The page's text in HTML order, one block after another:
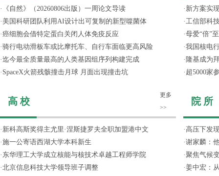
·
《自然》（20260806出版）一周论文导读
· 美国科研团队利用AI设计出可复制的新型噬菌体
·癌细胞会借特定蛋白关闭人体免疫反应
·骑行电动滑板车或比摩托车、自行车面临更高风险
·迄今最全质量最高的人类基因组序列构建完成
· SpaceX火箭残骸撞击月球 月面出现撞击坑
高 校
更多
>>
· 新科高斯奖得主尤里·涅斯捷罗夫全职加盟港中文
·施一公寄语西湖大学本科新生
· 东华理工大学成立核能与核技术卓越工程师学院
·北京信息科技大学领导班子调整
· 新方案实
·工信部科
·母爱“倍”
·我国核电
· 隆基成为
· 超5000家
院 所
· 高压下发
·谢家麟：
·聚焦气候
·姜中宏：